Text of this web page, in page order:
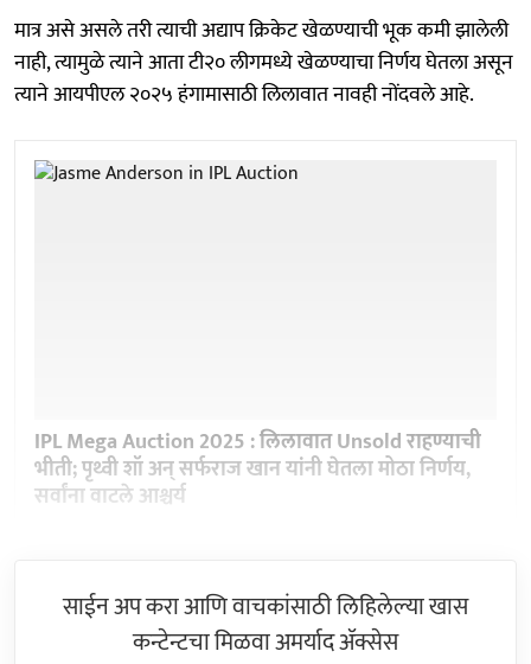
मात्र असे असले तरी त्याची अद्याप क्रिकेट खेळण्याची भूक कमी झालेली
नाही, त्यामुळे त्याने आता टी२० लीगमध्ये खेळण्याचा निर्णय घेतला असून
त्याने आयपीएल २०२५ हंगामासाठी लिलावात नावही नोंदवले आहे.
IPL Mega Auction 2025 : लिलावात Unsold राहण्याची
भीती; पृथ्वी शॉ अन् सर्फराज खान यांनी घेतला मोठा निर्णय,
सर्वांना वाटले आश्चर्य
साईन अप करा आणि वाचकांसाठी लिहिलेल्या खास
कन्टेन्टचा मिळवा अमर्याद ॲक्सेस